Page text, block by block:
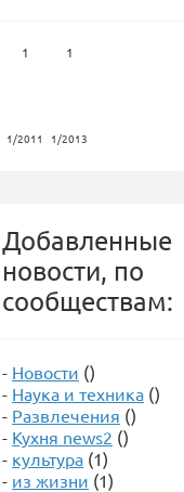
1
1/2011
1
1/2013
Добавленные
новости, по
сообществам:
- Новости ()
- Наука и техника ()
- Развлечения ()
- Кухня news2 ()
- культура (1)
- из жизни (1)